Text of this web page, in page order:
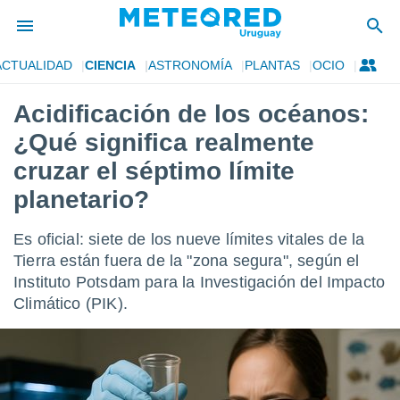
de
ha
para
la
que se
a este
las
y
forma
basada
CIENCIA ASTRONOMÍA PLANTAS OCIO
Acidificación de los océanos:
¿Qué significa realmente
cruzar el séptimo límite
planetario?
Es oficial: siete de los nueve límites vitales de la
Tierra están fuera de la "zona segura", según el
Instituto Potsdam para la Investigación del Impacto
Climático (PIK).